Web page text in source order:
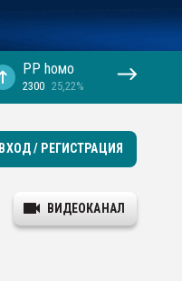
PP hомо
2300 25,22%
ВХОД / РЕГИСТРАЦИЯ
ВИДЕОКАНАЛ